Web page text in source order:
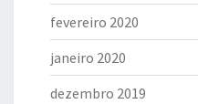
fevereiro 2020
janeiro 2020
dezembro 2019